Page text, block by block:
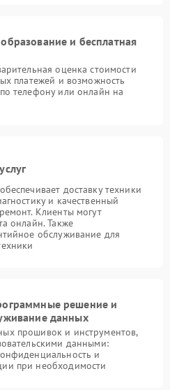
и бесплатная
оценка стоимости
платежей и возможность
телефону или онлайн на
доставку техники
и качественный
Клиенты могут
онлайн. Также
обслуживание для
решение и
данных
прошивок и инструментов,
данными:
и
при необходимости